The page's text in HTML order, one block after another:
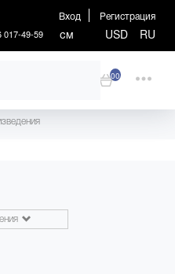
Вход Регистрация
017-49-59 см USD RU
00